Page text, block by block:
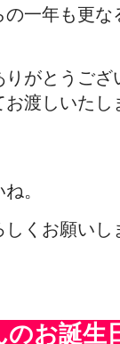
一年も更
がとうござ
渡しいたし
。
くお願いし
のお誕生